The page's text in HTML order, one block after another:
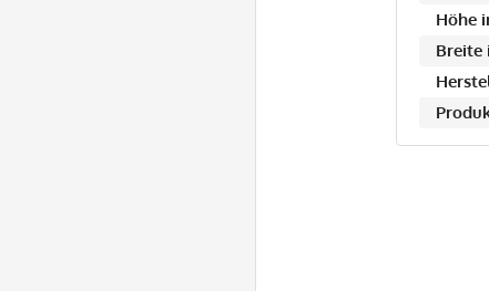
Höhe
Breite